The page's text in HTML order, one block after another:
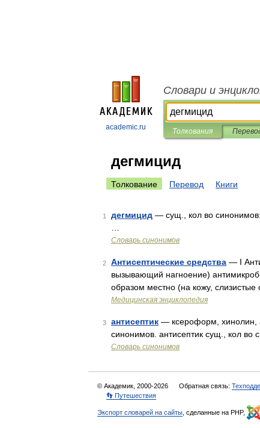
academic.ru
Словари и
Толкования
дегмицид
Толкование Перевод Книги
1 дегмицид — сущ., кол во
Словарь синонимов
2 Антисептические средства — I
вызывающий нагноение)
образом местно (на кожу,
Медицинская энциклопедия
3 антисептик — ксероформ, хинолин,
синонимов. антисептик сущ., кол во
Словарь синонимов
© Академик, 2000-2026 Обратная связь:
👣 Путешествия
Экспорт словарей на сайты , сделанные на PHP,